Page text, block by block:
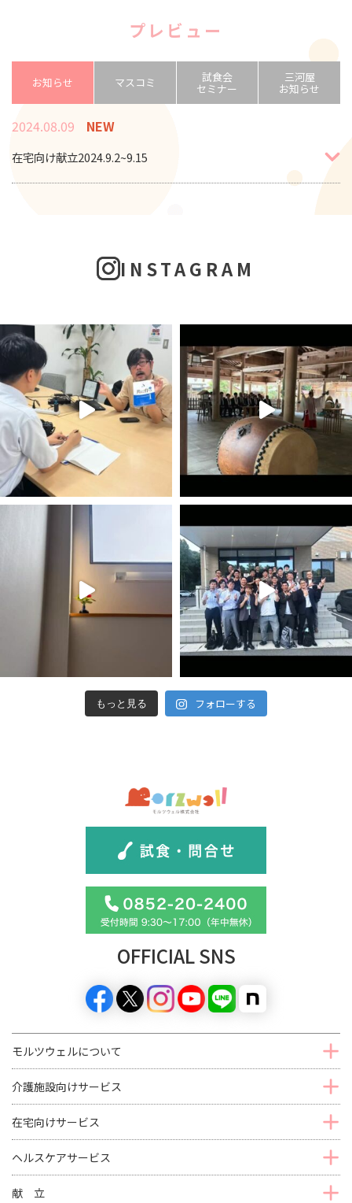
プレビュー
お知らせ マスコミ 試食会
セミナー
三河屋
お知らせ
2024.08.09 NEW
在宅向け献立2024.9.2~9.15
INSTAGRAM
もっと見る フォローする
OFFICIAL SNS
モルツウェルについて
介護施設向けサービス
在宅向けサービス
ヘルスケアサービス
献 立